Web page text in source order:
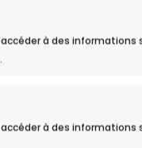
à des informations
à des informations